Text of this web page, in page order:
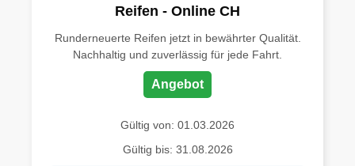
Reifen - Online CH
Runderneuerte Reifen jetzt in bewährter Qualität.
Nachhaltig und zuverlässig für jede Fahrt.
Angebot
Gültig von: 01.03.2026
Gültig bis: 31.08.2026